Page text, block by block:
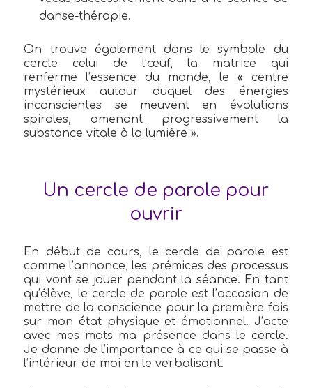
danse-thérapie.
On trouve également dans le symbole du
cercle celui de l’œuf, la matrice qui
renferme l’essence du monde, le « centre
mystérieux autour duquel des énergies
inconscientes se meuvent en évolutions
spirales, amenant progressivement la
substance vitale à la lumière ».
Un cercle de parole pour
ouvrir
En début de cours, le cercle de parole est
comme l’annonce, les prémices des processus
qui vont se jouer pendant la séance. En tant
qu’élève, le cercle de parole est l’occasion de
mettre de la conscience pour la première fois
sur mon état physique et émotionnel. J’acte
avec mes mots ma présence dans le cercle.
Je donne de l’importance à ce qui se passe à
l’intérieur de moi en le verbalisant.